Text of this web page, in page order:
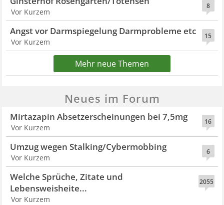
8
Vor Kurzem
15
Angst vor Darmspiegelung Darmprobleme etc
Vor Kurzem
Mehr neue Themen
Neues im Forum
16
Mirtazapin Absetzerscheinungen bei 7,5mg
Vor Kurzem
6
Umzug wegen Stalking/Cybermobbing
Vor Kurzem
2055
Welche Sprüche, Zitate und
Lebensweisheite...
Vor Kurzem